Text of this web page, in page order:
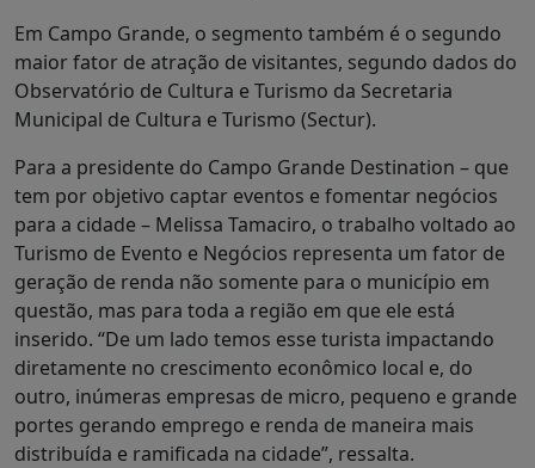
Em Campo Grande, o segmento também é o segundo
maior fator de atração de visitantes, segundo dados do
Observatório de Cultura e Turismo da Secretaria
Municipal de Cultura e Turismo (Sectur).
Para a presidente do Campo Grande Destination – que
tem por objetivo captar eventos e fomentar negócios
para a cidade – Melissa Tamaciro, o trabalho voltado ao
Turismo de Evento e Negócios representa um fator de
geração de renda não somente para o município em
questão, mas para toda a região em que ele está
inserido. “De um lado temos esse turista impactando
diretamente no crescimento econômico local e, do
outro, inúmeras empresas de micro, pequeno e grande
portes gerando emprego e renda de maneira mais
distribuída e ramificada na cidade”, ressalta.